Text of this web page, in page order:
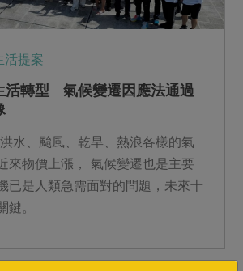
活提案
活轉型 氣候變遷因應法通過
水、颱風、乾旱、熱浪各樣的氣
來物價上漲， 氣候變遷也是主要
已是人類急需面對的問題，未來十
鍵。